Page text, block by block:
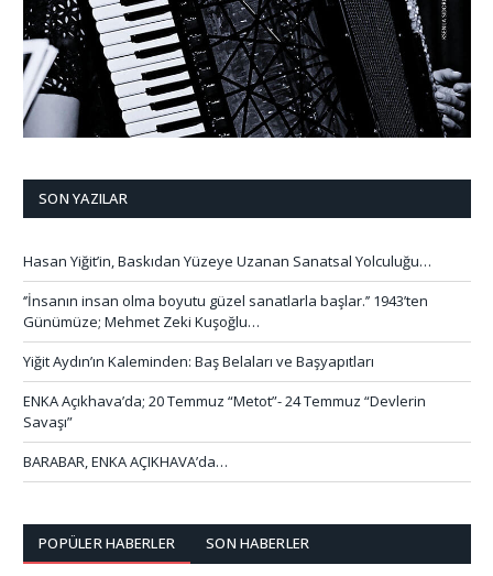
SON YAZILAR
Hasan Yiğit’in, Baskıdan Yüzeye Uzanan Sanatsal Yolculuğu…
‘’İnsanın insan olma boyutu güzel sanatlarla başlar.’’ 1943’ten
Günümüze; Mehmet Zeki Kuşoğlu…
Yiğit Aydın’ın Kaleminden: Baş Belaları ve Başyapıtları
ENKA Açıkhava’da; 20 Temmuz “Metot”- 24 Temmuz “Devlerin
Savaşı”
BARABAR, ENKA AÇIKHAVA’da…
POPÜLER HABERLER SON HABERLER